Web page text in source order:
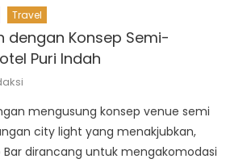
Travel
dengan Konsep Semi-
Puri Indah
mengusung konsep venue semi
city light yang menakjubkan,
Bar dirancang untuk mengakomodasi